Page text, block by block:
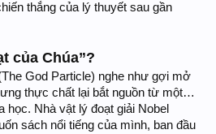
thắng của lý thuyết sau gần
của Chúa”?
God Particle) nghe như gợi mở
thực chất lại bắt nguồn từ một…
Nhà vật lý đoạt giải Nobel
sách nổi tiếng của mình, ban đầu